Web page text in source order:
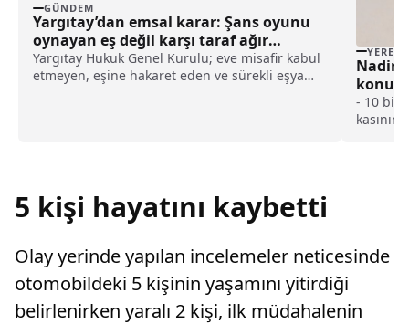
GÜNDEM
Yargıtay’dan emsal karar: Şans oyunu
oynayan eş değil karşı taraf ağır
kusurlu sayıldı
Yargıtay Hukuk Genel Kurulu; eve misafir kabul
etmeyen, eşine hakaret eden ve sürekli eşya
YEREL
Nadir
- 10
koyduk"
5 kişi hayatını kaybetti
Olay yerinde yapılan incelemeler neticesinde
otomobildeki 5 kişinin yaşamını yitirdiği
belirlenirken yaralı 2 kişi, ilk müdahalenin